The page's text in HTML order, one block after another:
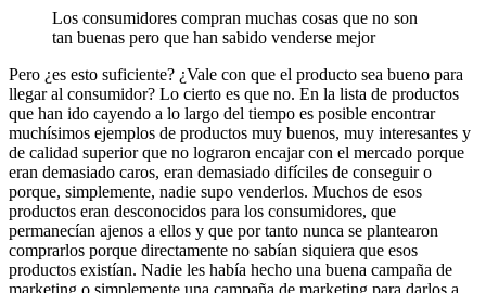
Los consumidores compran muchas cosas que no son
tan buenas pero que han sabido venderse mejor
Pero ¿es esto suficiente? ¿Vale con que el producto sea bueno para
llegar al consumidor? Lo cierto es que no. En la lista de productos
que han ido cayendo a lo largo del tiempo es posible encontrar
muchísimos ejemplos de productos muy buenos, muy interesantes y
de calidad superior que no lograron encajar con el mercado porque
eran demasiado caros, eran demasiado difíciles de conseguir o
porque, simplemente, nadie supo venderlos. Muchos de esos
productos eran desconocidos para los consumidores, que
permanecían ajenos a ellos y que por tanto nunca se plantearon
comprarlos porque directamente no sabían siquiera que esos
productos existían. Nadie les había hecho una buena campaña de
marketing o simplemente una campaña de marketing para darlos a